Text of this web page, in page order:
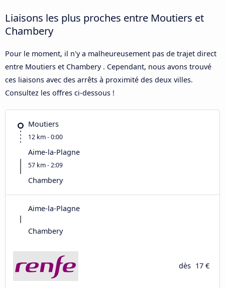
Liaisons les plus proches entre Moutiers et
Chambery
Pour le moment, il n'y a malheureusement pas de trajet direct
entre Moutiers et Chambery . Cependant, nous avons trouvé
ces liaisons avec des arrêts à proximité des deux villes.
Consultez les offres ci-dessous !
Moutiers
12 km - 0:00
Aime-la-Plagne
57 km - 2:09
Chambery
Aime-la-Plagne
Chambery
dès 17 €